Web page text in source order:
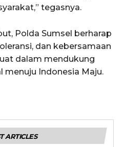
tegasnya.
Polda Sumsel berharap
dan kebersamaan
dalam mendukung
menuju Indonesia Maju.
ARTICLES